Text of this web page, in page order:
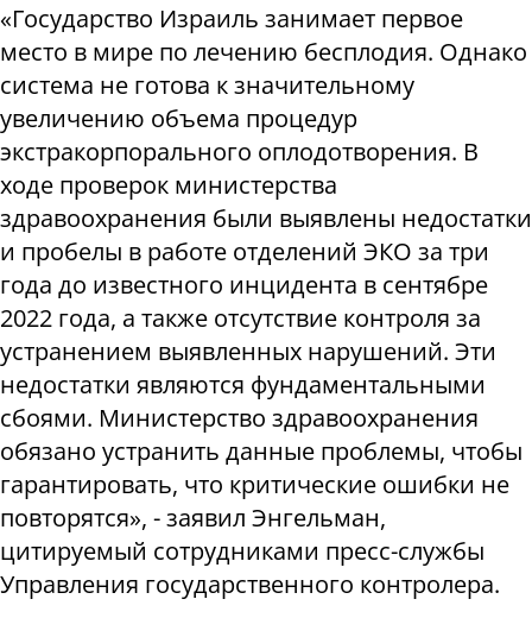
«Государство Израиль занимает первое
место в мире по лечению бесплодия. Однако
система не готова к значительному
увеличению объема процедур
экстракорпорального оплодотворения. В
ходе проверок министерства
здравоохранения были выявлены недостатки
и пробелы в работе отделений ЭКО за три
года до известного инцидента в сентябре
2022 года, а также отсутствие контроля за
устранением выявленных нарушений. Эти
недостатки являются фундаментальными
сбоями. Министерство здравоохранения
обязано устранить данные проблемы, чтобы
гарантировать, что критические ошибки не
повторятся», - заявил Энгельман,
цитируемый сотрудниками пресс-службы
Управления государственного контролера.